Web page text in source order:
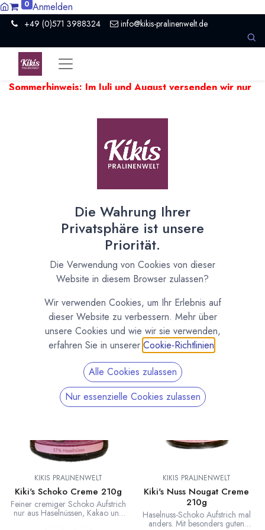
0 Anmelden
+49 (0)571 3988324 info@kikis-pralinenwelt.de
Sommerhinweis: Im Juli und August versenden wir nur
beim Versand empfindlicher Produkte zu Verzögerungen
nötig ein paar Tage später.
Schoko Aufstriche
Zeige 30
Schoko Aufstriche - Nuss Nougat Cremes
Frische Schoko-Aufstriche für Deinen Frühstückstisch. Feine
Nuss Nougat Cremes in unterschiedlichen Varianten. Aus
unserer eigenen Manufaktur Kiki's Pralinenwelt, von Noalya
aus Italien und von Cluizel und Valrhona aus Frankreich.
KIKIS PRALINENWELT
Kiki's Schoko Creme 210g
Feiner cremiger Schoko Aufstrich
nur aus Haselnüssen, Kakao und
KIKIS PRALINENWELT
Kiki's Nuss Nougat Creme
210g
Haselnuss-Schoko Aufstrich mal
anders. Mit besonders guten
Die Wahrung Ihrer
Privatsphäre ist unsere
Priorität.
Die Verwendung von Cookies von dieser
Website in diesem Browser zulassen?
Wir verwenden Cookies, um Ihr Erlebnis auf
dieser Website zu verbessern. Mehr über
unsere Cookies und wie wir sie verwenden,
erfahren Sie in unserer Cookie-Richtlinien
Alle Cookies zulassen
Nur essenzielle Cookies zulassen